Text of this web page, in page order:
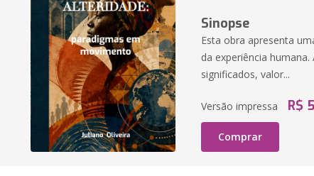
Sinopse
Esta obra apresenta
da experiência
significados, valor...
Versão impressa R$
Comprar